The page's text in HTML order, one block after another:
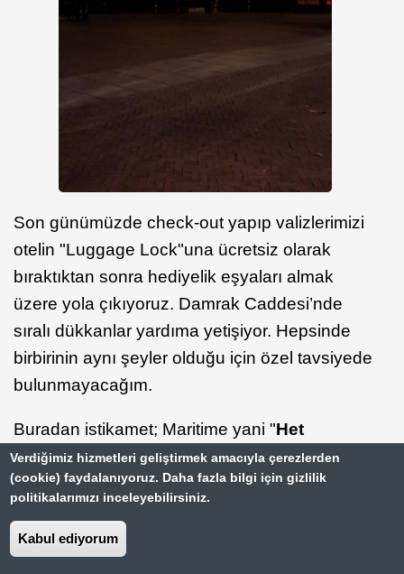
Son günümüzde check-out yapıp valizlerimizi
otelin "Luggage Lock"una ücretsiz olarak
bıraktıktan sonra hediyelik eşyaları almak
üzere yola çıkıyoruz. Damrak Caddesi’nde
sıralı dükkanlar yardıma yetişiyor. Hepsinde
birbirinin aynı şeyler olduğu için özel tavsiyede
bulunmayacağım.
Buradan istikamet; Maritime yani "Het
Scheepvaartmuseum". Kanallar ve deniz
altındaki ülkenin deniz müzesini gezmeden
olmaz diyoruz. Bir zamanların en büyük deniz
gücü olanHollanda'nın denizcilik tarihi
Verdiğimiz hizmetleri geliştirmek amacıyla çerezlerden
(cookie) faydalanıyoruz. Daha fazla bilgi için gizlilik
politikalarımızı inceleyebilirsiniz.
Kabul ediyorum